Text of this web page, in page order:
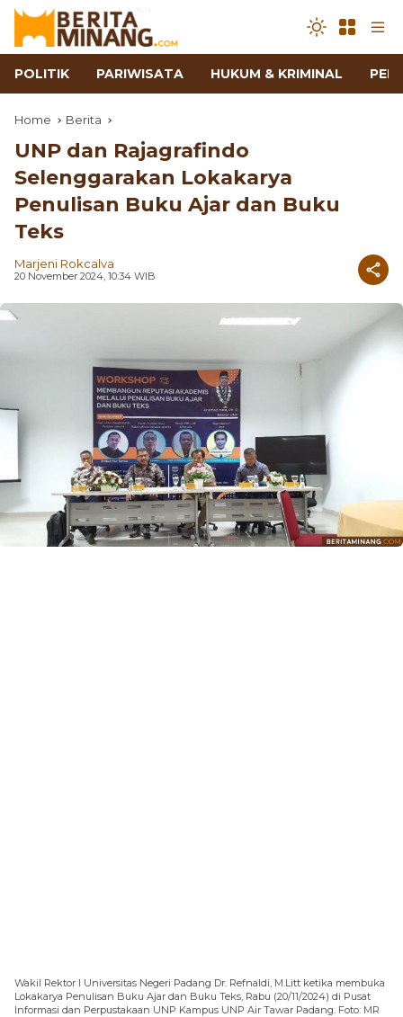
POLITIK PARIWISATA HUKUM & KRIMINAL
Home Berita
UNP dan Rajagrafindo
Selenggarakan Lokakarya
Penulisan Buku Ajar dan Buku
Teks
Marjeni Rokcalva
20 November 2024, 10:34 WIB
Wakil Rektor I Universitas Negeri Padang Dr. Refnaldi, M.Litt ketika membuka
Lokakarya Penulisan Buku Ajar dan Buku Teks, Rabu (20/11/2024) di Pusat
Informasi dan Perpustakaan UNP Kampus UNP Air Tawar Padang. Foto: MR